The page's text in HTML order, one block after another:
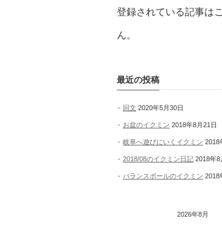
登録されている記事は
ん。
最近の投稿
回文 2020年5月30日
お盆のイクミン 2018年8月21日
岐阜へ遊びにいくイクミン 2018
2018/08のイクミン日記 2018年8
バランスボールのイクミン 2018
2026年8月